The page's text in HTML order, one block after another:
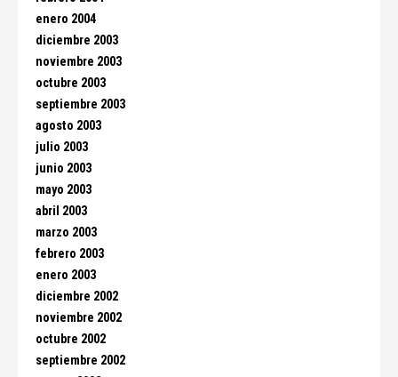
enero 2004
diciembre 2003
noviembre 2003
octubre 2003
septiembre 2003
agosto 2003
julio 2003
junio 2003
mayo 2003
abril 2003
marzo 2003
febrero 2003
enero 2003
diciembre 2002
noviembre 2002
octubre 2002
septiembre 2002